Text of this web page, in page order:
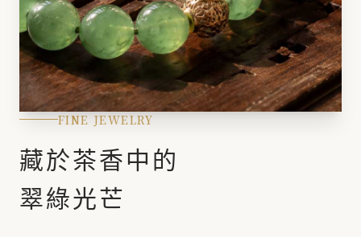
FINE JEWELRY
藏於茶香中的
翠綠光芒